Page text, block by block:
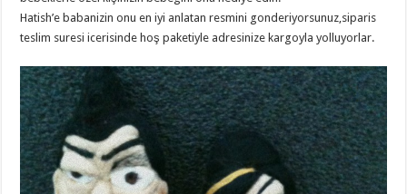
Hatish’e babanizin onu en iyi anlatan resmini gonderiyorsunuz,siparis
teslim suresi icerisinde hoş paketiyle adresinize kargoyla yolluyorlar.